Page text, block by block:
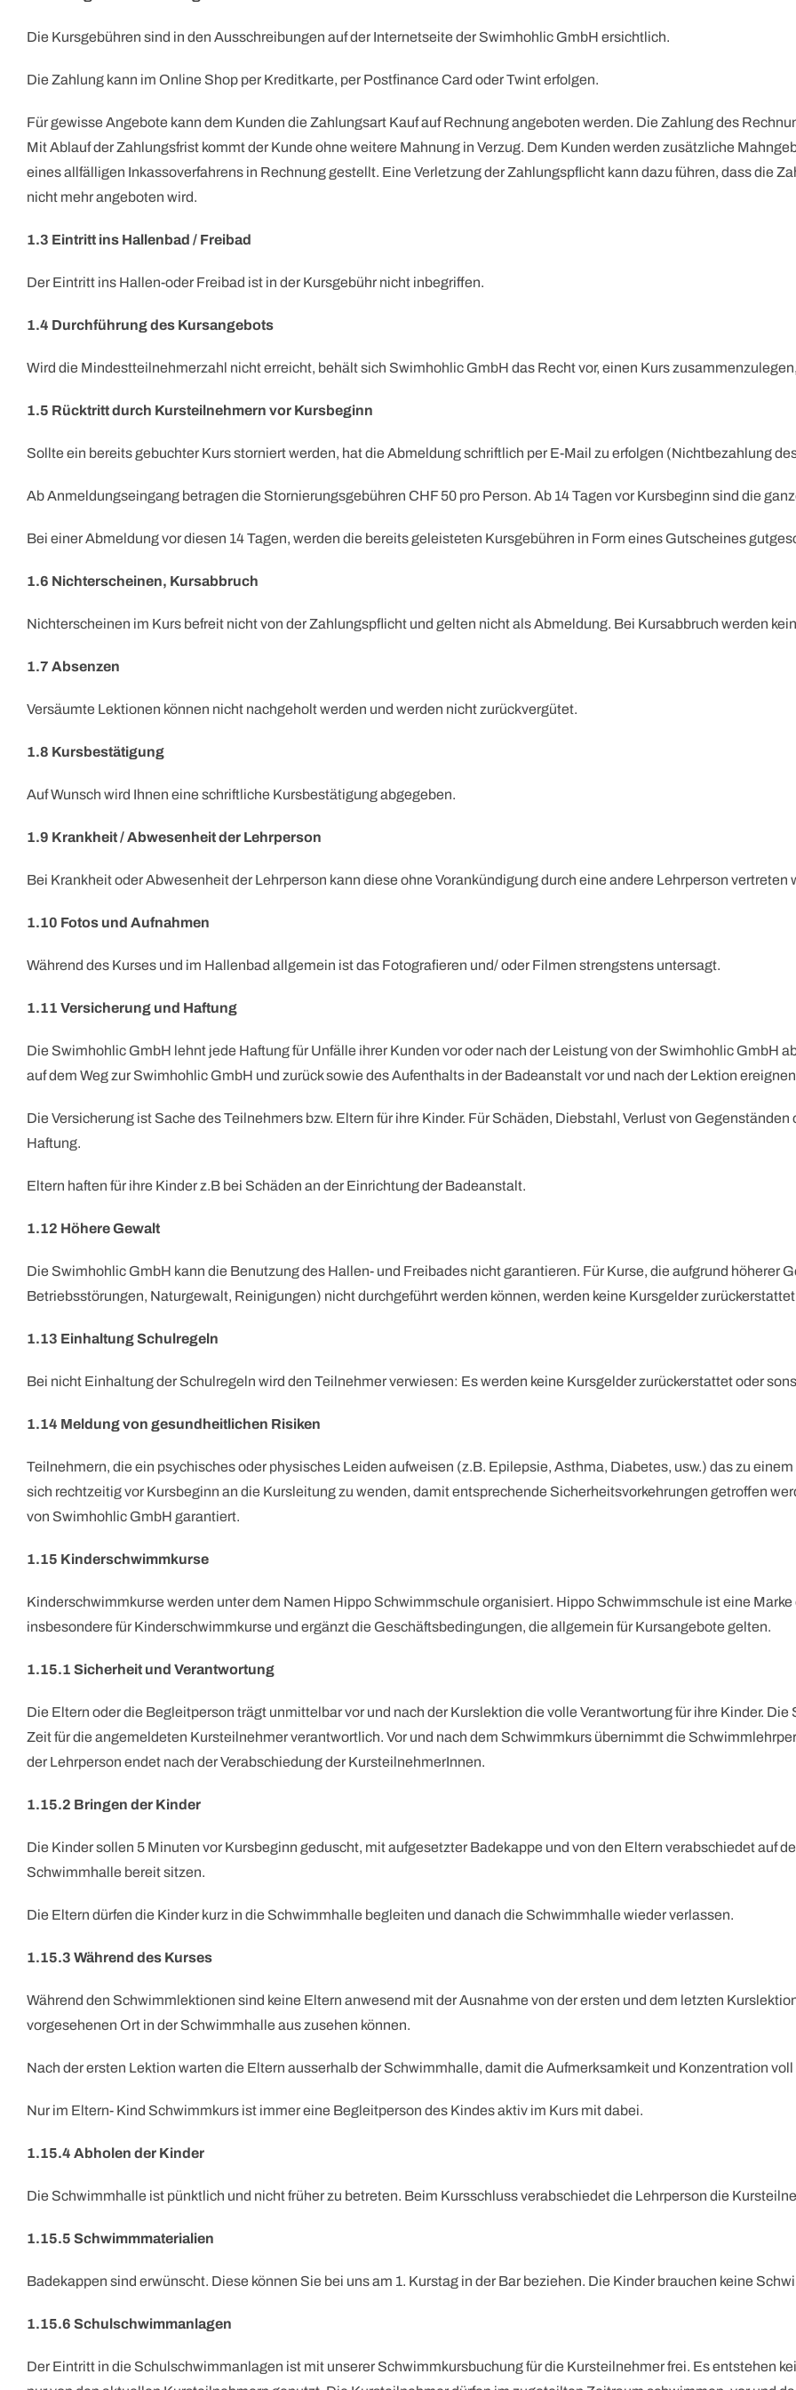
Die Kursgebühren sind in den Ausschreibungen auf der Internetseite der Swimhohlic GmbH ersichtlich.
Die Zahlung kann im Online Shop per Kreditkarte, per Postfinance Card oder Twint erfolgen.
Für gewisse Angebote kann dem Kunden die Zahlungsart Kauf auf Rechnung angeboten werden. Die Zahlung des
Mit Ablauf der Zahlungsfrist kommt der Kunde ohne weitere Mahnung in Verzug. Dem Kunden werden zusätzliche
eines allfälligen Inkassoverfahrens in Rechnung gestellt. Eine Verletzung der Zahlungspflicht kann dazu führen, dass die
nicht mehr angeboten wird.
1.3 Eintritt ins Hallenbad / Freibad
Der Eintritt ins Hallen-oder Freibad ist in der Kursgebühr nicht inbegriffen.
1.4 Durchführung des Kursangebots
Wird die Mindestteilnehmerzahl nicht erreicht, behält sich Swimhohlic GmbH das Recht vor, einen Kurs
1.5 Rücktritt durch Kursteilnehmern vor Kursbeginn
Sollte ein bereits gebuchter Kurs storniert werden, hat die Abmeldung schriftlich per E-Mail zu erfolgen (Nichtbezahlung
Ab Anmeldungseingang betragen die Stornierungsgebühren CHF 50 pro Person. Ab 14 Tagen vor Kursbeginn sind die
Bei einer Abmeldung vor diesen 14 Tagen, werden die bereits geleisteten Kursgebühren in Form eines Gutscheines
1.6 Nichterscheinen, Kursabbruch
Nichterscheinen im Kurs befreit nicht von der Zahlungspflicht und gelten nicht als Abmeldung. Bei Kursabbruch werden
1.7 Absenzen
Versäumte Lektionen können nicht nachgeholt werden und werden nicht zurückvergütet.
1.8 Kursbestätigung
Auf Wunsch wird Ihnen eine schriftliche Kursbestätigung abgegeben.
1.9 Krankheit / Abwesenheit der Lehrperson
Bei Krankheit oder Abwesenheit der Lehrperson kann diese ohne Vorankündigung durch eine andere Lehrperson vertreten
1.10 Fotos und Aufnahmen
Während des Kurses und im Hallenbad allgemein ist das Fotografieren und/ oder Filmen strengstens untersagt.
1.11 Versicherung und Haftung
Die Swimhohlic GmbH lehnt jede Haftung für Unfälle ihrer Kunden vor oder nach der Leistung von der Swimhohlic GmbH
auf dem Weg zur Swimhohlic GmbH und zurück sowie des Aufenthalts in der Badeanstalt vor und nach der Lektion
Die Versicherung ist Sache des Teilnehmers bzw. Eltern für ihre Kinder. Für Schäden, Diebstahl, Verlust von
Haftung.
Eltern haften für ihre Kinder z.B bei Schäden an der Einrichtung der Badeanstalt.
1.12 Höhere Gewalt
Die Swimhohlic GmbH kann die Benutzung des Hallen- und Freibades nicht garantieren. Für Kurse, die aufgrund höherer
Betriebsstörungen, Naturgewalt, Reinigungen) nicht durchgeführt werden können, werden keine Kursgelder
1.13 Einhaltung Schulregeln
Bei nicht Einhaltung der Schulregeln wird den Teilnehmer verwiesen: Es werden keine Kursgelder zurückerstattet oder
1.14 Meldung von gesundheitlichen Risiken
Teilnehmern, die ein psychisches oder physisches Leiden aufweisen (z.B. Epilepsie, Asthma, Diabetes, usw.) das zu
sich rechtzeitig vor Kursbeginn an die Kursleitung zu wenden, damit entsprechende Sicherheitsvorkehrungen getroffen
von Swimhohlic GmbH garantiert.
1.15 Kinderschwimmkurse
Kinderschwimmkurse werden unter dem Namen Hippo Schwimmschule organisiert. Hippo Schwimmschule ist eine
insbesondere für Kinderschwimmkurse und ergänzt die Geschäftsbedingungen, die allgemein für Kursangebote gelten.
1.15.1 Sicherheit und Verantwortung
Die Eltern oder die Begleitperson trägt unmittelbar vor und nach der Kurslektion die volle Verantwortung für ihre Kinder.
Zeit für die angemeldeten Kursteilnehmer verantwortlich. Vor und nach dem Schwimmkurs übernimmt die
der Lehrperson endet nach der Verabschiedung der KursteilnehmerInnen.
1.15.2 Bringen der Kinder
Die Kinder sollen 5 Minuten vor Kursbeginn geduscht, mit aufgesetzter Badekappe und von den Eltern verabschiedet auf
Schwimmhalle bereit sitzen.
Die Eltern dürfen die Kinder kurz in die Schwimmhalle begleiten und danach die Schwimmhalle wieder verlassen.
1.15.3 Während des Kurses
Während den Schwimmlektionen sind keine Eltern anwesend mit der Ausnahme von der ersten und dem letzten
vorgesehenen Ort in der Schwimmhalle aus zusehen können.
Nach der ersten Lektion warten die Eltern ausserhalb der Schwimmhalle, damit die Aufmerksamkeit und Konzentration
Nur im Eltern- Kind Schwimmkurs ist immer eine Begleitperson des Kindes aktiv im Kurs mit dabei.
1.15.4 Abholen der Kinder
Die Schwimmhalle ist pünktlich und nicht früher zu betreten. Beim Kursschluss verabschiedet die Lehrperson die
1.15.5 Schwimmmaterialien
Badekappen sind erwünscht. Diese können Sie bei uns am 1. Kurstag in der Bar beziehen. Die Kinder brauchen keine
1.15.6 Schulschwimmanlagen
Der Eintritt in die Schulschwimmanlagen ist mit unserer Schwimmkursbuchung für die Kursteilnehmer frei. Es entstehen